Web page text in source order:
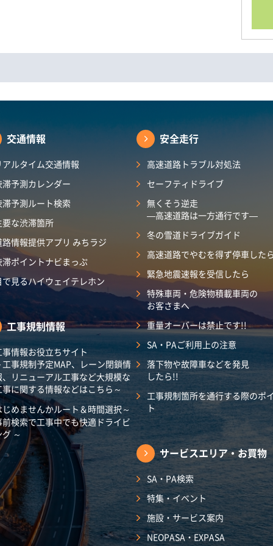
交通情報
アルタイム交通情報
滞予測カレンダー​
滞予測ルート検索
要な渋滞箇所
路情報提供アプリ みちラジ
滞ポイントナビまっぷ
で見るハイウェイテレホン
工事規制情報
事情報お役立ちサイト
工事規制予定MAP、レーン閉鎖情
、リニューアル工事など大規模な
事に関する情報などはこちら～
じめませんかルート＆時間選択～
前検索で工事中でも快適ドライビ
～
安全走行
高速道路トラブル対処法
セーフティドライブ
無くそう逆走
―高速道路は一方通行です―
冬の雪道ドライブガイド
高速道路でやむを得ず停車した
緊急地震速報を受信したら
特殊車両・危険物積載車両の
お客さまへ
重量オーバーは禁止です!!
SA・PAご利用上の注意
落下物や故障車などを発見
したら!!
工事規制箇所を通行する際のポ
ト
サービスエリア・お買物
SA・PA検索
特集・イベント
施設・サービス案内
NEOPASA・EXPASA